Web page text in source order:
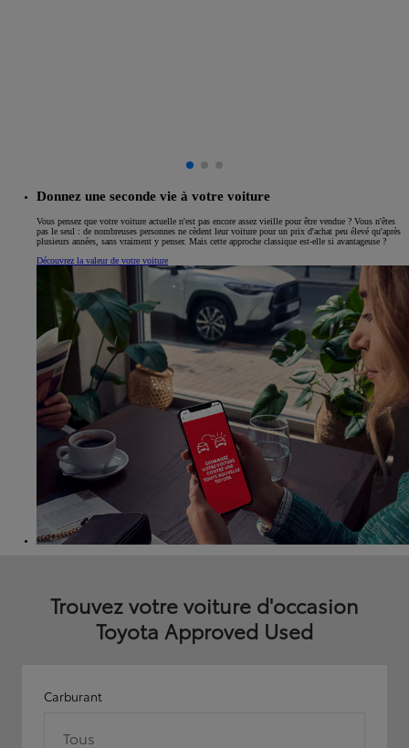
Donnez une seconde vie à votre voiture
Vous pensez que votre voiture actuelle n'est pas encore assez vieille pour être vendue ? Vous n'êtes
pas le seul : de nombreuses personnes ne cèdent leur voiture pour un prix d'achat peu élevé qu'après
plusieurs années, sans vraiment y penser. Mais cette approche classique est-elle si avantageuse ?
Découvrez la valeur de votre voiture
Trouvez votre voiture d'occasion
Toyota Approved Used
Carburant
Tous